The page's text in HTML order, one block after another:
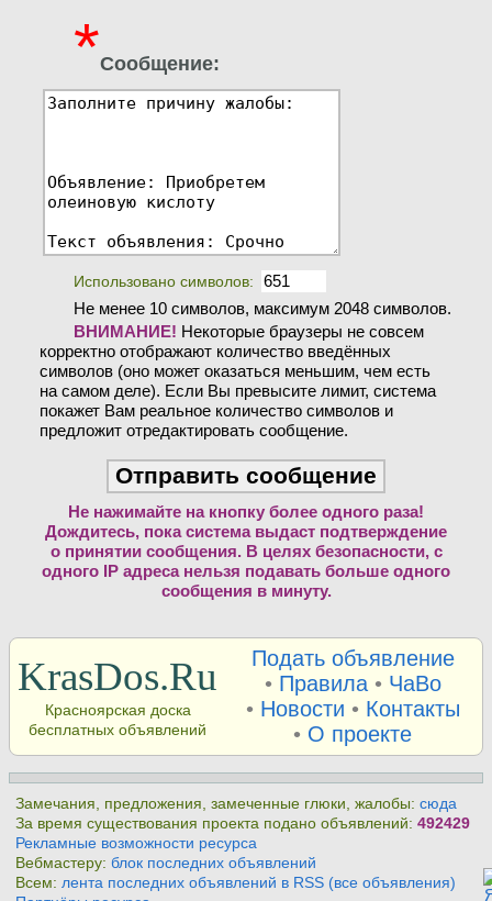
*Сообщение:
Использовано символов:
Не менее 10 символов, максимум 2048 символов.
ВНИМАНИЕ! Некоторые браузеры не совсем
корректно отображают количество введённых
символов (оно может оказаться меньшим, чем есть
на самом деле). Если Вы превысите лимит, система
покажет Вам реальное количество символов и
предложит отредактировать сообщение.
Не нажимайте на кнопку более одного раза!
Дождитесь, пока система выдаст подтверждение
о принятии сообщения. В целях безопасности, с
одного IP адреса нельзя подавать больше одного
сообщения в минуту.
KrasDos.Ru
Красноярская доска
бесплатных объявлений
Подать объявление
• Правила• ЧаВо
• Новости • Контакты
• О проекте
Замечания, предложения, замеченные глюки, жалобы:сюда
За время существования проекта подано объявлений:492429
Рекламные возможности ресурса
Вебмастеру:блок последних объявлений
Всем:лента последних объявлений в RSS (все объявления)